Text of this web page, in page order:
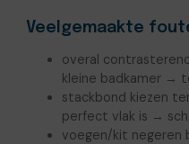
Veelgemaakte
overal
kleine badkamer →
stackbond kiezen
perfect vlak is →
voegen/kit negeren